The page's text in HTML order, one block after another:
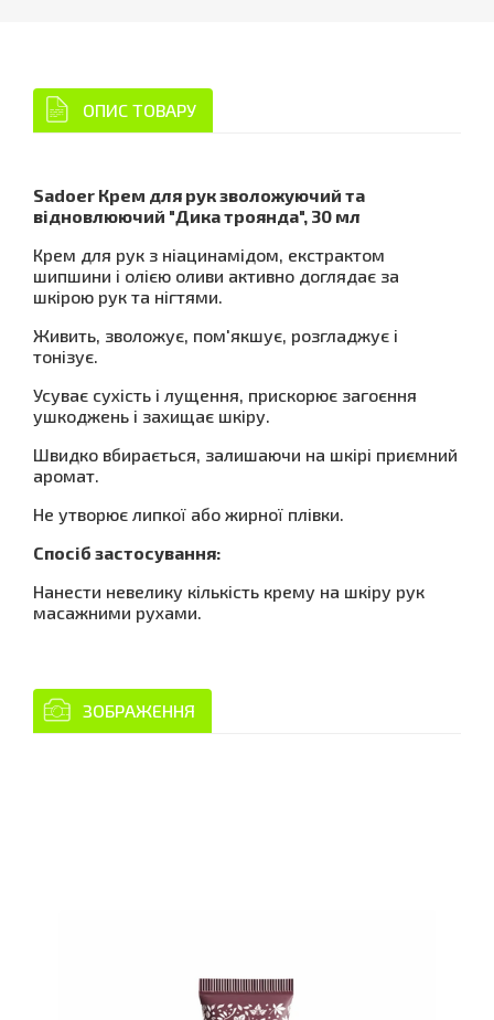
ОПИС ТОВАРУ
Sadoer Крем для рук зволожуючий та
відновлюючий "Дика троянда", 30 мл
Крем для рук з ніацинамідом, екстрактом
шипшини і олією оливи активно доглядає за
шкірою рук та нігтями.
Живить, зволожує, пом'якшує, розгладжує і
тонізує.
Усуває сухість і лущення, прискорює загоєння
ушкоджень і захищає шкіру.
Швидко вбирається, залишаючи на шкірі приємний
аромат.
Не утворює липкої або жирної плівки.
Спосіб застосування:
Нанести невелику кількість крему на шкіру рук
масажними рухами.
ЗОБРАЖЕННЯ